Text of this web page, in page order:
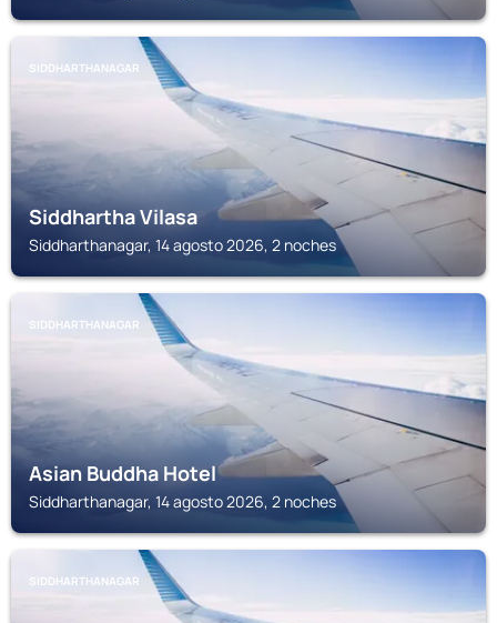
SIDDHARTHANAGAR
Siddhartha Vilasa
Siddharthanagar, 14 agosto 2026, 2 noches
SIDDHARTHANAGAR
Asian Buddha Hotel
Siddharthanagar, 14 agosto 2026, 2 noches
SIDDHARTHANAGAR